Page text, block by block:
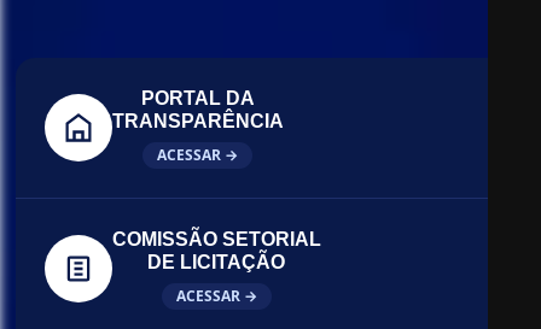
PORTAL DA
TRANSPARÊNCIA
ACESSAR →
COMISSÃO SETORIAL
DE LICITAÇÃO
ACESSAR →